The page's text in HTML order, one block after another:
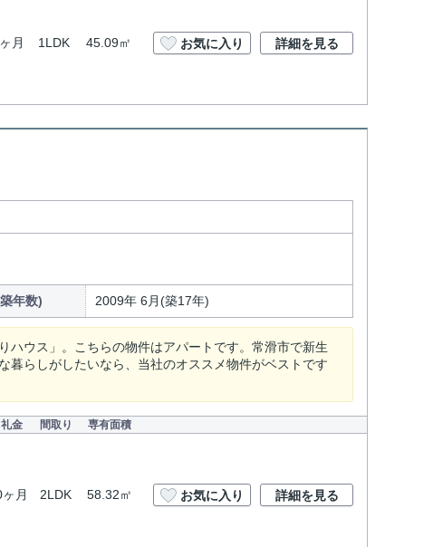
月 1LDK 45.09㎡ お気に入り 詳細を見る
年数) 2009年 6月(築17年)
ハウス」。こちらの物件はアパートです。常滑市で新生
暮らしがしたいなら、当社のオススメ物件がベストです
礼金 間取り 専有面積
月 2LDK 58.32㎡ お気に入り 詳細を見る